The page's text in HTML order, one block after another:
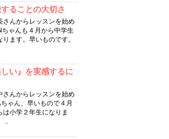
ることの大切さ
さんからレッスンを始め
ちゃんも４月から中学生
ります。早いものです。
しい』を実感するに
さんからレッスンを始め
ちゃん、早いもので４月
は小学２年生になりま
…